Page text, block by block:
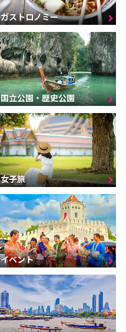
ガストロノミー
国立公園・歴史公園
女子旅
イベント